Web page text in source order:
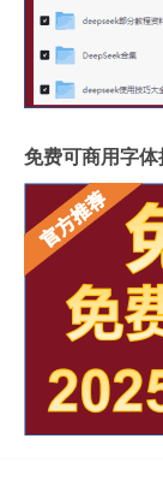
免费可商用字